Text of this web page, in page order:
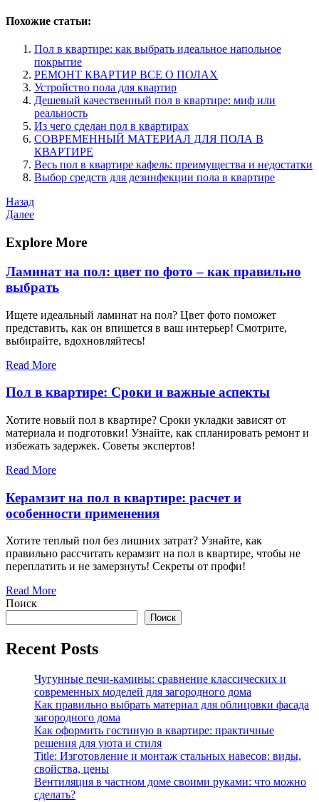
Похожие статьи:
Пол в квартире: как выбрать идеальное напольное
покрытие
РЕМОНТ КВАРТИР ВСЕ О ПОЛАХ
Устройство пола для квартир
Дешевый качественный пол в квартире: миф или
реальность
Из чего сделан пол в квартирах
СОВРЕМЕННЫЙ МАТЕРИАЛ ДЛЯ ПОЛА В
КВАРТИРЕ
Весь пол в квартире кафель: преимущества и недостатки
Выбор средств для дезинфекции пола в квартире
Навигация
по
записям
Предыдущая
запись
Назад
Следующая
Далее
Explore More
Ламинат на пол: цвет по фото – как правильно
выбрать
Ищете идеальный ламинат на пол? Цвет фото поможет
представить, как он впишется в ваш интерьер! Смотрите,
выбирайте, вдохновляйтесь!
Read More
Пол в квартире: Сроки и важные аспекты
Хотите новый пол в квартире? Сроки укладки зависят от
материала и подготовки! Узнайте, как спланировать ремонт и
избежать задержек. Советы экспертов!
Read More
Керамзит на пол в квартире: расчет и
особенности применения
Хотите теплый пол без лишних затрат? Узнайте, как
правильно рассчитать керамзит на пол в квартире, чтобы не
переплатить и не замерзнуть! Секреты от профи!
Read More
Поиск
Поиск
Recent Posts
Чугунные печи-камины: сравнение классических и
современных моделей для загородного дома
Как правильно выбрать материал для облицовки фасада
загородного дома
Как оформить гостиную в квартире: практичные
решения для уюта и стиля
Title: Изготовление и монтаж стальных навесов: виды,
свойства, цены
Вентиляция в частном доме своими руками: что можно
сделать?